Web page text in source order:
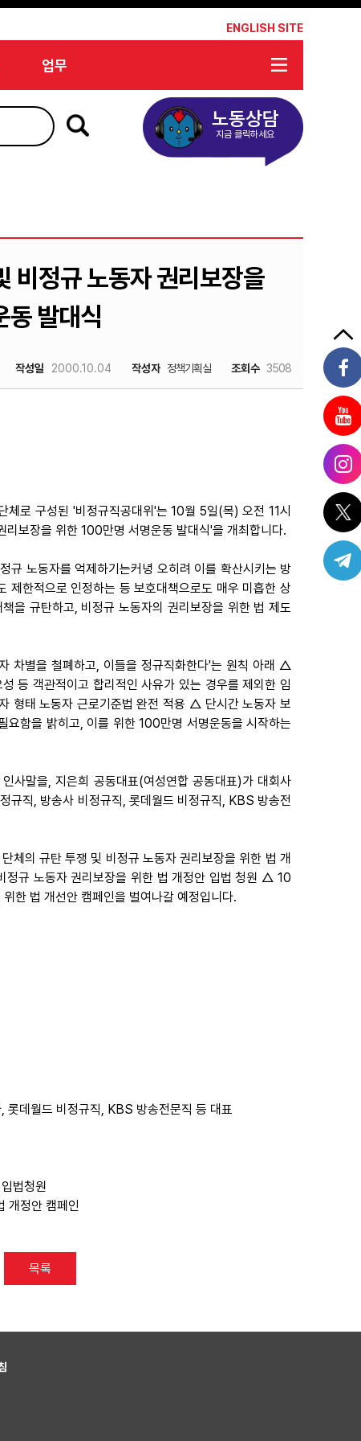
ENGLISH SITE
업무
노동상담
지금 클릭하세요
비정규 노동자 권리보장을
발대식
작성일 2000.10.04 작성자 정책기획실 조회수 3508
로 구성된 '비정규직공대위'는 10월 5일(목) 오전 11시
보장을 위한 100만명 서명운동 발대식'을 개최합니다.
규 노동자를 억제하기는커녕 오히려 이를 확산시키는 방
제한적으로 인정하는 등 보호대책으로도 매우 미흡한 상
을 규탄하고, 비정규 노동자의 권리보장을 위한 법 제도
차별을 철폐하고, 이들을 정규직화한다'는 원칙 아래 △
등 객관적이고 합리적인 사유가 있는 경우를 제외한 임
형태 노동자 근로기준법 완전 적용 △ 단시간 노동자 보
함을 밝히고, 이를 위한 100만명 서명운동을 시작하는
사말을, 지은희 공동대표(여성연합 공동대표)가 대회사
규직, 방송사 비정규직, 롯데월드 비정규직, KBS 방송전
체의 규탄 투쟁 및 비정규 노동자 권리보장을 위한 법 개
규 노동자 권리보장을 위한 법 개정안 입법 청원 △ 10
한 법 개선안 캠페인을 벌여나갈 예정입니다.
롯데월드 비정규직, KBS 방송전문직 등 대표
법청원
개정안 캠페인
목록